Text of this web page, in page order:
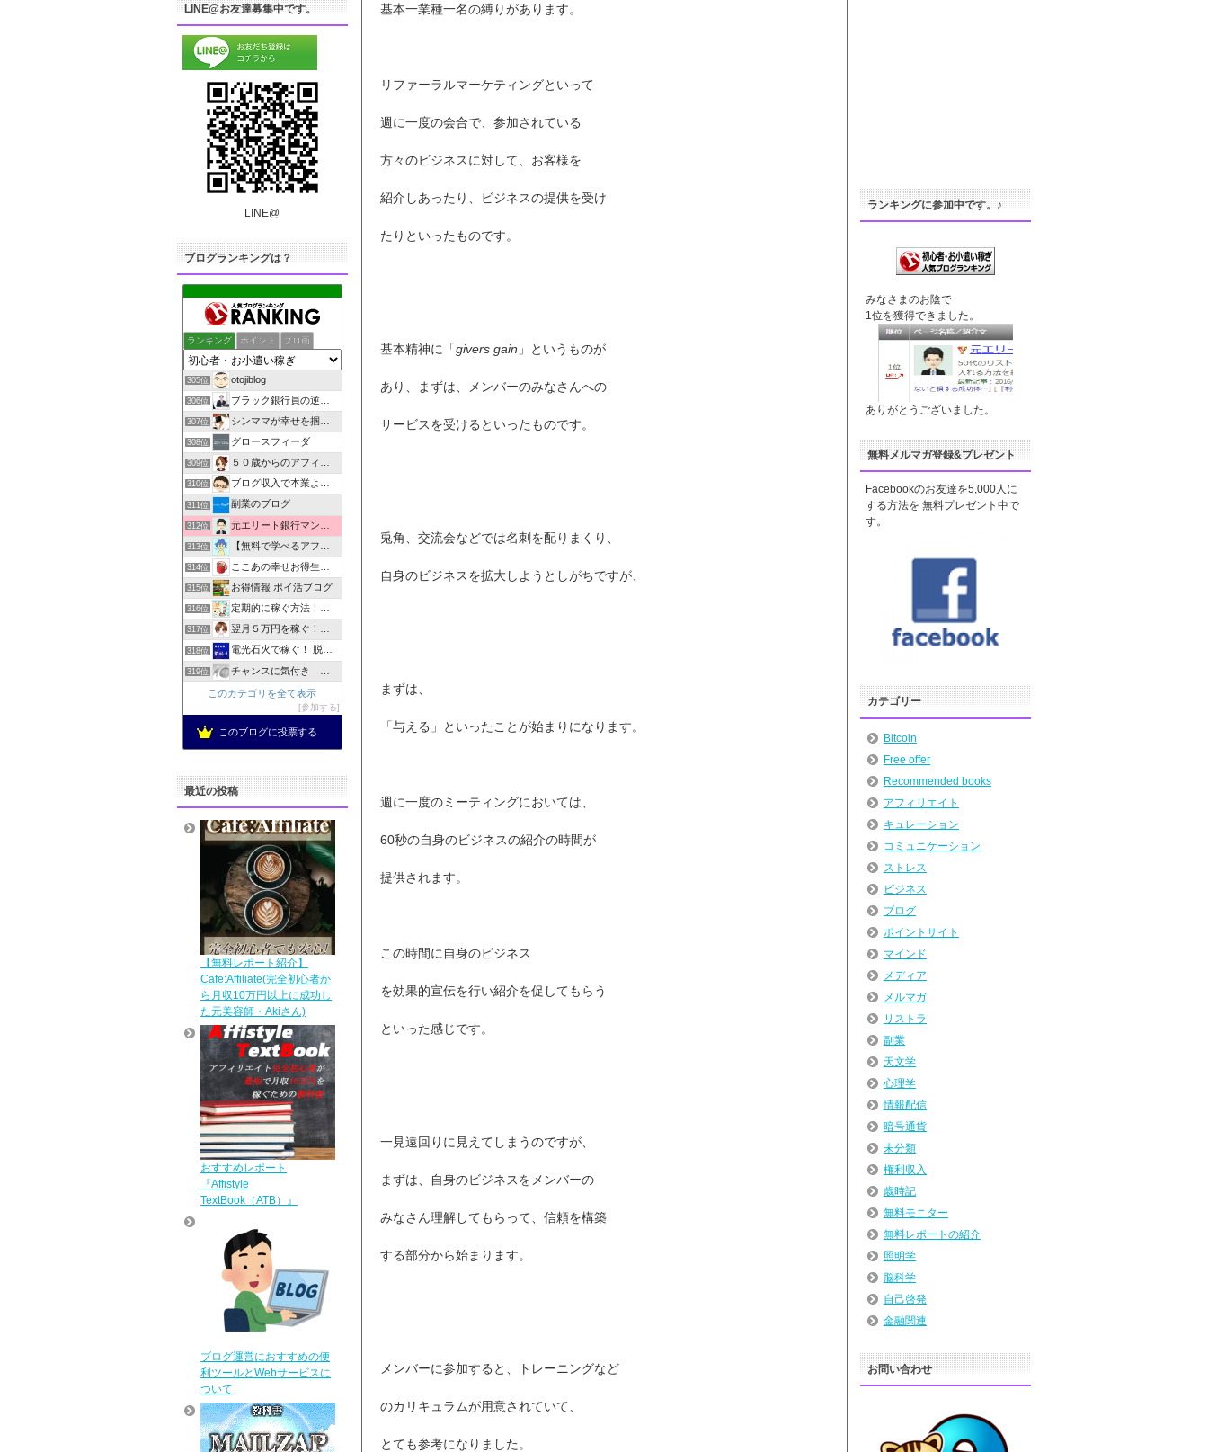
基本一業種一名の縛りがあります。
リファーラルマーケティングといって
週に一度の会合で、参加されている
方々のビジネスに対して、お客様を
紹介しあったり、ビジネスの提供を受け
たりといったものです。
基本精神に「givers gain 」というものが
あり、まずは、メンバーのみなさんへの
サービスを受けるといったものです。
兎角、交流会などでは名刺を配りまくり、
自身のビジネスを拡大しようとしがちですが、
まずは、
「与える」といったことが始まりになります。
週に一度のミーティングにおいては、
60秒の自身のビジネスの紹介の時間が
提供されます。
この時間に自身のビジネス
を効果的宣伝を行い紹介を促してもらう
といった感じです。
一見遠回りに見えてしまうのですが、
まずは、自身のビジネスをメンバーの
みなさん理解してもらって、信頼を構築
する部分から始まります。
メンバーに参加すると、トレーニングなど
のカリキュラムが用意されていて、
とても参考になりました。
LINE@お友達募集中です。
LINE@
ブログランキングは？
ランキング ポイント ブロ画
305位 otojiblog
306位 ブラック銀行員の逆襲！副業と転職で起業できたブログ
307位 シンママが幸せを掴むためのビジネスライフ
308位 グロースフィーダ
309位 ５０歳からのアフィリエイト
310位 ブログ収入で本業より稼ぐ方法を教えます！！
311位 副業のブログ
312位 元エリート銀行マンが教える「ネットビジネスを本業へ」
313位 【無料で学べるアフィリエイト塾】夢RICH（夢リッチ）
314位 ここあの幸せお得生活ブログ
315位 お得情報 ポイ活ブログ
316位 定期的に稼ぐ方法！虎の巻〜手堅い稼ぎ方お伝えしてます！
317位 翌月５万円を稼ぐ！おこづかいせどり
318位 電光石火で稼ぐ！ 脱初心者！韋駄天の評価と評判、実績公開
319位 チャンスに気付き 人生気付き | ビジネス初心者でも経…
このカテゴリを全て表示
参加する
このブログに投票する
最近の投稿
【無料レポート紹介】
Cafe:Affiliate(完全初心者か
ら月収10万円以上に成功し
た元美容師・Akiさん)
おすすめレポート
『Affistyle
TextBook（ATB）』
ブログ運営におすすめの便
利ツールとWebサービスに
ついて
ランキングに参加中です。♪
みなさまのお陰で
1位を獲得できました。
ありがとうございました。
無料メルマガ登録&プレゼント
Facebookのお友達を5,000人に
する方法を 無料プレゼント中で
す。
カテゴリー
Bitcoin
Free offer
Recommended books
アフィリエイト
キュレーション
コミュニケーション
ストレス
ビジネス
ブログ
ポイントサイト
マインド
メディア
メルマガ
リストラ
副業
天文学
心理学
情報配信
暗号通貨
未分類
権利収入
歳時記
無料モニター
無料レポートの紹介
照明学
脳科学
自己啓発
金融関連
お問い合わせ